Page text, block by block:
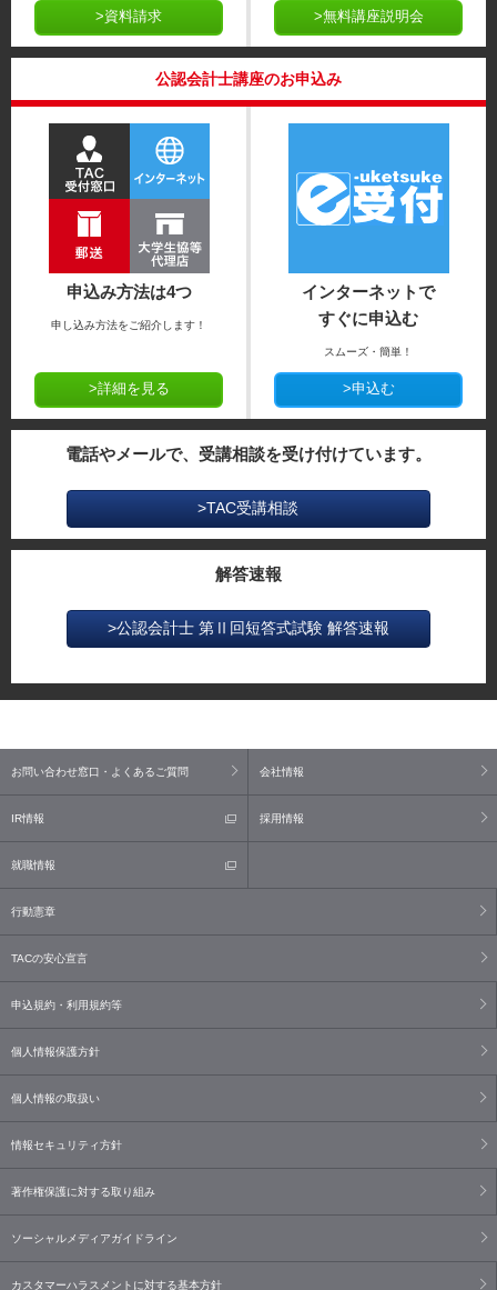
>資料請求 >無料講座説明会
公認会計士講座のお申込み
申込み方法は4つ
申し込み方法をご紹介します！
>詳細を見る
インターネットで
すぐに申込む
スムーズ・簡単！
>申込む
電話やメールで、受講相談を受け付けています。
>TAC受講相談
解答速報
>公認会計士 第Ⅱ回短答式試験 解答速報
お問い合わせ窓口・よくあるご質問 会社情報
IR情報 採用情報
就職情報
行動憲章
TACの安心宣言
申込規約・利用規約等
個人情報保護方針
個人情報の取扱い
情報セキュリティ方針
著作権保護に対する取り組み
ソーシャルメディアガイドライン
カスタマーハラスメントに対する基本方針